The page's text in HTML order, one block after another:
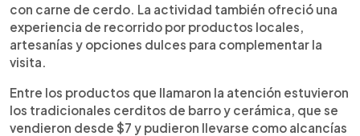
con carne de cerdo. La actividad también ofreció una
experiencia de recorrido por productos locales,
artesanías y opciones dulces para complementar la
visita.
Entre los productos que llamaron la atención estuvieron
los tradicionales cerditos de barro y cerámica, que se
vendieron desde $7 y pudieron llevarse como alcancías